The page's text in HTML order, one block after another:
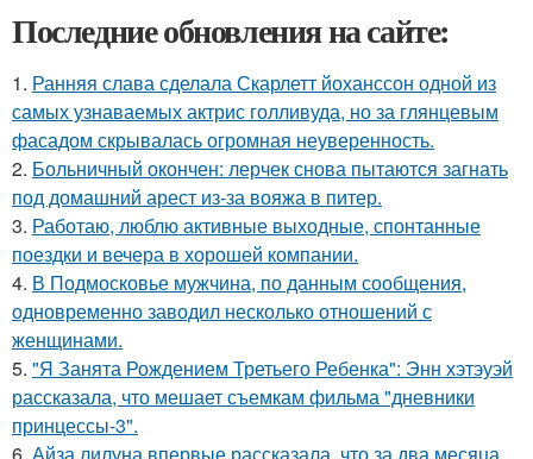
Последние обновления на сайте:
1. Ранняя слава сделала Скарлетт йоханссон одной из
самых узнаваемых актрис голливуда, но за глянцевым
фасадом скрывалась огромная неуверенность.
2. Больничный окончен: лерчек снова пытаются загнать
под домашний арест из-за вояжа в питер.
3. Работаю, люблю активные выходные, спонтанные
поездки и вечера в хорошей компании.
4. В Подмосковье мужчина, по данным сообщения,
одновременно заводил несколько отношений с
женщинами.
5. "Я Занята Рождением Третьего Ребенка": Энн хэтэуэй
рассказала, что мешает съемкам фильма "дневники
принцессы-3".
6. Айза лилуна впервые рассказала, что за два месяца